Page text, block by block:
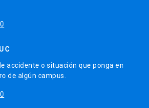
accidente o situación que ponga en
de algún campus.